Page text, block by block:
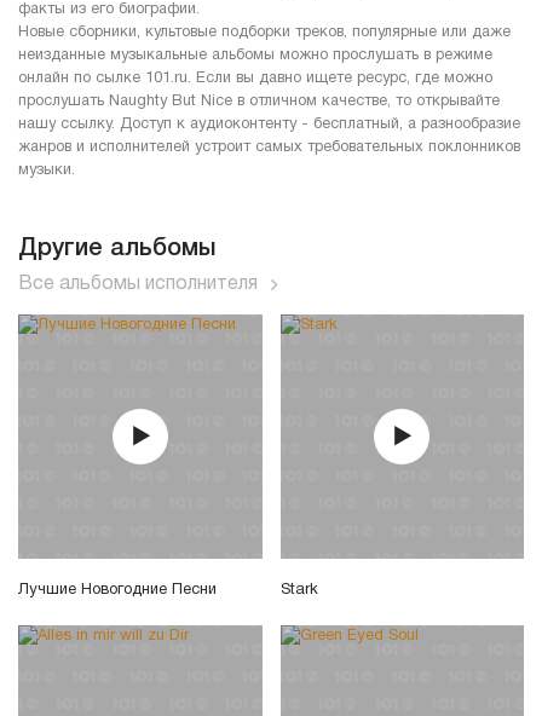
факты из его биографии.
Новые сборники, культовые подборки треков, популярные или даже
неизданные музыкальные альбомы можно прослушать в режиме
онлайн по сылке 101.ru. Если вы давно ищете ресурс, где можно
прослушать Naughty But Nice в отличном качестве, то открывайте
нашу ссылку. Доступ к аудиоконтенту - бесплатный, а разнообразие
жанров и исполнителей устроит самых требовательных поклонников
музыки.
Другие альбомы
Все альбомы исполнителя
Лучшие Новогодние Песни Stark